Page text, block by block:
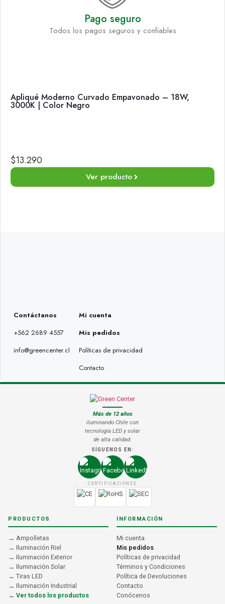
Pago seguro
Todos los pagos seguros y confiables
Apliqué Moderno Curvado Empavonado – 18W,
3000K | Color Negro
$13.290
Ver producto
Contáctanos
+562 2689 4557
info@greencenter.cl
Mi cuenta
Mis pedidos
Políticas de privacidad
Contacto
Más de 12 años
iluminando Chile con
tecnología LED y solar
de alta calidad.
SÍGUENOS EN:
CERTIFICACIONES
PRODUCTOS
→ Ampolletas
→ Iluminación Riel
→ Iluminación Exterior
→ Iluminación Solar
→ Tiras LED
→ Iluminación Industrial
→ Ver todos los productos
INFORMACIÓN
Mi cuenta
Mis pedidos
Políticas de privacidad
Términos y Condiciones
Política de Devoluciones
Contacto
Conócenos